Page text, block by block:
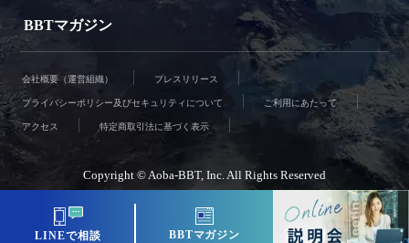
LINEで相談 BBTマガジン
BBTマガジン
会社概要（運営組織） プレスリリース
プライバシーポリシー及びセキュリティについて ご利用にあたって
アクセス 特定商取引法に基づく表示
Copyright © Aoba-BBT, Inc. All Rights Reserved